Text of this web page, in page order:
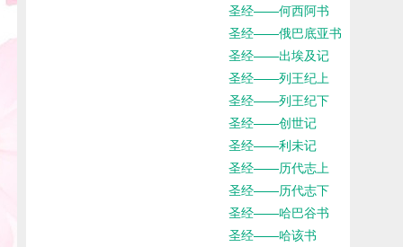
圣经——何西阿书
圣经——俄巴底亚书
圣经——出埃及记
圣经——列王纪上
圣经——列王纪下
圣经——创世记
圣经——利未记
圣经——历代志上
圣经——历代志下
圣经——哈巴谷书
圣经——哈该书